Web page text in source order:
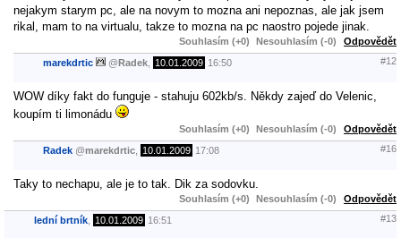
nejakym starym pc, ale na novym to mozna ani nepoznas, ale jak jsem
rikal, mam to na virtualu, takze to mozna na pc naostro pojede jinak.
Souhlasím (+0) Nesouhlasím (-0) Odpovědět
marekdrtic @Radek 10.01.2009 16:50 #12
WOW díky fakt do funguje - stahuju 602kb/s. Někdy zajeď do Velenic,
koupím ti limonádu
Souhlasím (+0) Nesouhlasím (-0) Odpovědět
Radek @marekdrtic 10.01.2009 17:08 #16
Taky to nechapu, ale je to tak. Dik za sodovku.
Souhlasím (+0) Nesouhlasím (-0) Odpovědět
lední brtník 10.01.2009 16:51 #13